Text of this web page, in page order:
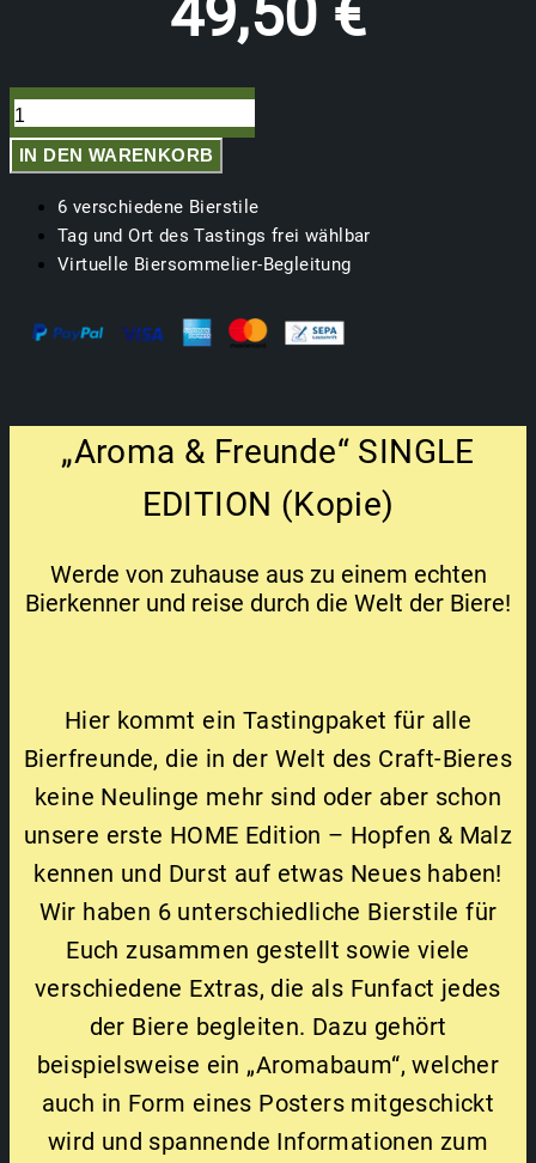
49,50 €
"Aroma
&
Freunde"
SINGLE
(Kopie)
Menge
IN DEN WARENKORB
6 verschiedene Bierstile
Tag und Ort des Tastings frei wählbar
Virtuelle Biersommelier-Begleitung
„Aroma & Freunde“ SINGLE
EDITION (Kopie)
Werde von zuhause aus zu einem echten
Bierkenner und reise durch die Welt der Biere!
Hier kommt ein Tastingpaket für alle
Bierfreunde, die in der Welt des Craft-Bieres
keine Neulinge mehr sind oder aber schon
unsere erste HOME Edition – Hopfen & Malz
kennen und Durst auf etwas Neues haben!
Wir haben 6 unterschiedliche Bierstile für
Euch zusammen gestellt sowie viele
verschiedene Extras, die als Funfact jedes
der Biere begleiten. Dazu gehört
beispielsweise ein „Aromabaum“, welcher
auch in Form eines Posters mitgeschickt
wird und spannende Informationen zum